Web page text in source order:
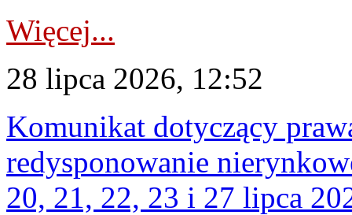
Więcej...
28 lipca 2026, 12:52
Komunikat dotyczący
redysponowanie
20, 21, 22, 23 i 27 lipca